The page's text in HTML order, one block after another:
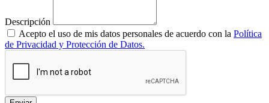
Descripción
Acepto el uso de mis datos personales de acuerdo con la Política
de Privacidad y Protección de Datos.